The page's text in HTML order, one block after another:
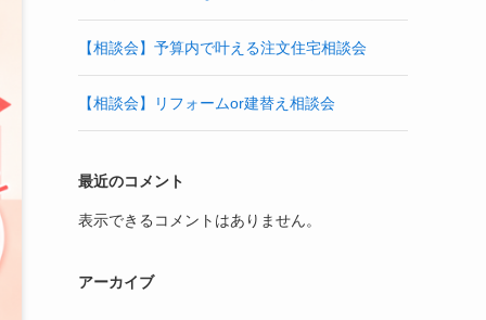
【相談会】予算内で叶える注文住宅相談会
【相談会】リフォームor建替え相談会
最近のコメント
表示できるコメントはありません。
アーカイブ